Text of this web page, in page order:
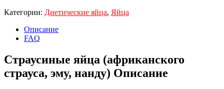
Категории: Диетические яйца, Яйца
Описание
FAQ
Страусиные яйца (африканского
страуса, эму, нанду) Описание